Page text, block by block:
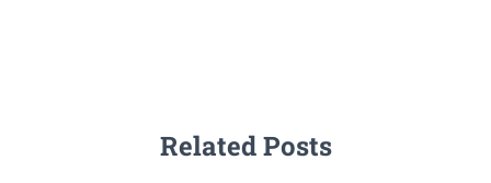
Related Posts